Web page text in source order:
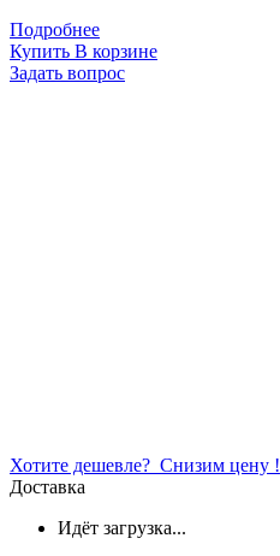
Подробнее
Купить В корзине
Задать вопрос
Хотите дешевле? Снизим цену !
Доставка
Идёт загрузка...